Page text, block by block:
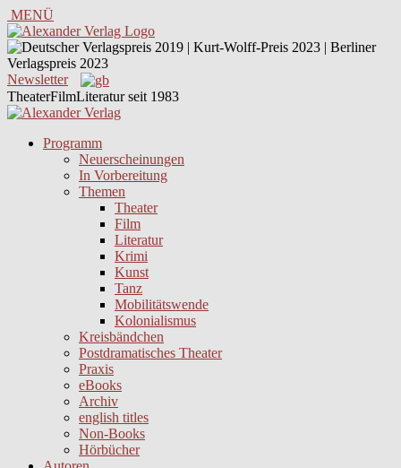
MENÜ
Newsletter
TheaterFilmLiteratur seit 1983
Programm
Neuerscheinungen
In Vorbereitung
Themen
Theater
Film
Literatur
Krimi
Kunst
Tanz
Mobilitätswende
Kolonialismus
Kreisbändchen
Postdramatisches Theater
Praxis
eBooks
Archiv
english titles
Non-Books
Hörbücher